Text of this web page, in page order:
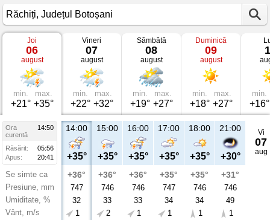
Vremea
Răchiți
Județul
Botoșani
Joi
06
august
min.
+21°
max.
+35°
Vineri
07
august
min.
+22°
max.
+32°
Sâmbătă
08
august
min.
+19°
max.
+27°
Duminică
09
august
min.
+18°
max.
+27°
min.
+16°
Ora
14:50
curentă
Răsărit:
05:56
Apus:
20:41
Se simte ca
Presiune, mm
Umiditate, %
Vânt, m/s
14:00
+35°
+36°
747
32
1
15:00
+35°
+36°
746
33
2
16:00
+35°
+36°
746
33
1
17:00
+35°
+35°
747
34
1
18:00
+35°
+35°
746
34
1
21:00
+30°
+31°
746
49
1
Vi
07
aug